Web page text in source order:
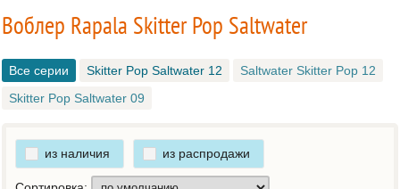
Воблер Rapala Skitter Pop Saltwater
Все серии Skitter Pop Saltwater 12
Saltwater Skitter Pop 12
Skitter Pop Saltwater 09
из наличия из распродажи